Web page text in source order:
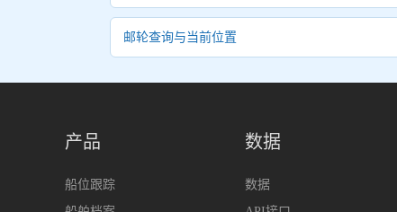
邮轮查询与当前位置
产品
船位跟踪
数据
数据